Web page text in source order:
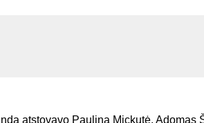
atstovavo Paulina Mickutė, Adomas